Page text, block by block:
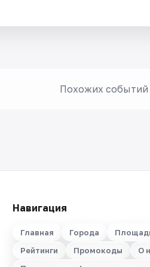
Похожих событий
Навигация
Главная Города
Рейтинги
Промокоды О